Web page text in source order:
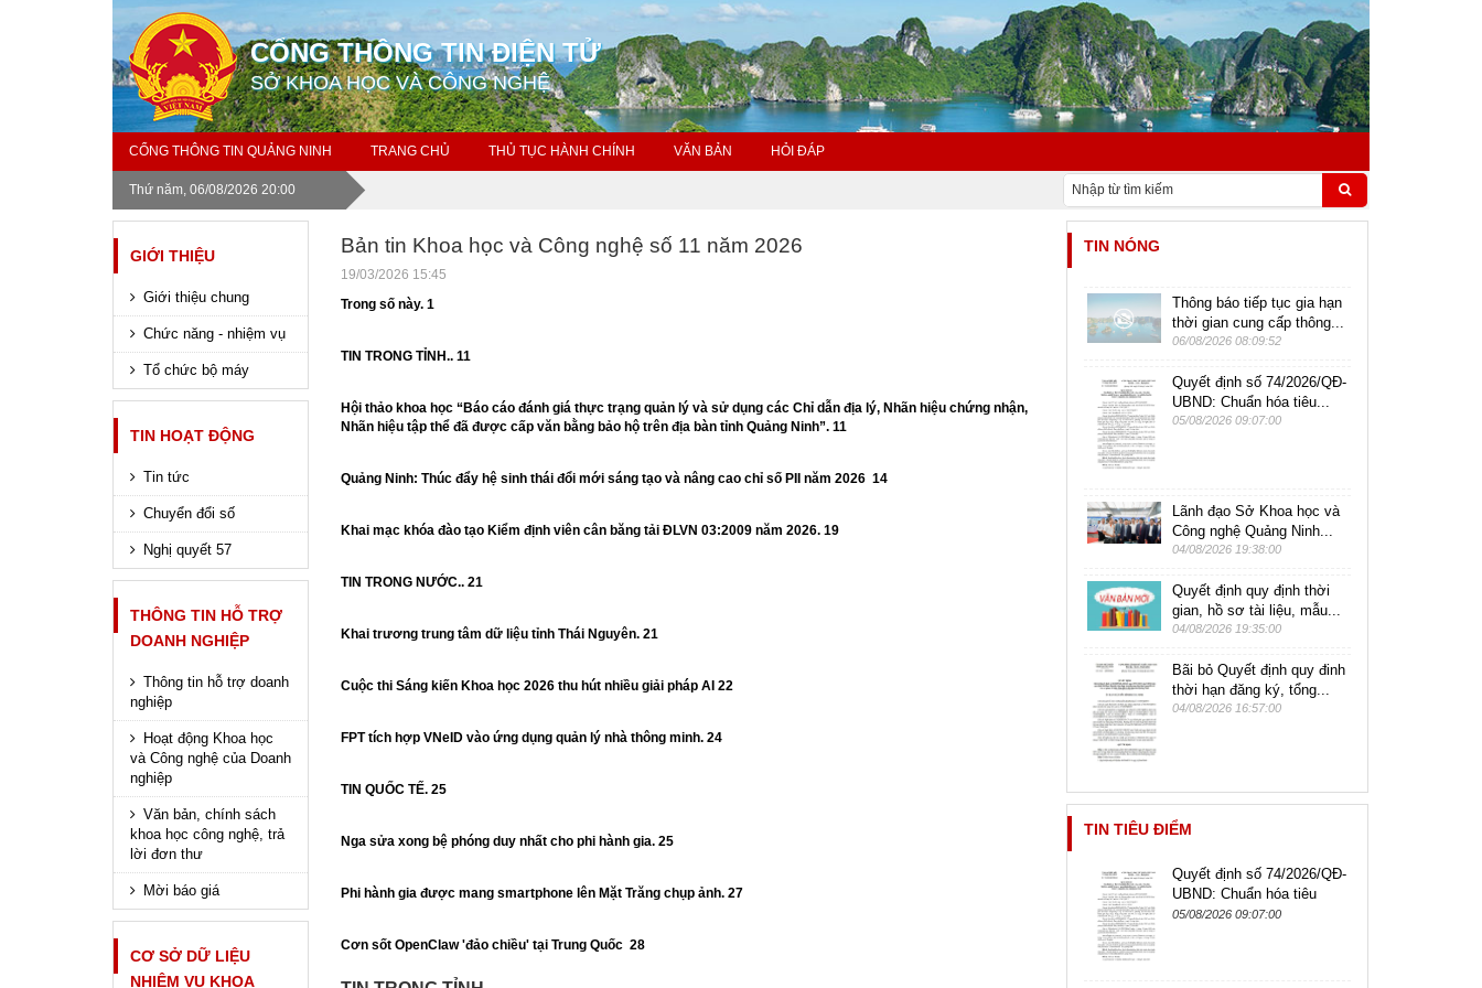
CỔNG THÔNG TIN ĐIỆN TỬ
SỞ KHOA HỌC VÀ CÔNG NGHỆ
CỔNG THÔNG TIN QUẢNG NINH TRANG CHỦ THỦ TỤC HÀNH CHÍNH VĂN BẢN HỎI ĐÁP
Thứ năm, 06/08/2026 20:00
GIỚI THIỆU
Giới thiệu chung
Chức năng - nhiệm vụ
Tổ chức bộ máy
TIN HOẠT ĐỘNG
Tin tức
Chuyển đổi số
Nghị quyết 57
THÔNG TIN HỖ TRỢ
DOANH NGHIỆP
Thông tin hỗ trợ doanh
nghiệp
Hoạt động Khoa học
và Công nghệ của Doanh
nghiệp
Văn bản, chính sách
khoa học công nghệ, trả
lời đơn thư
Mời báo giá
CƠ SỞ DỮ LIỆU
NHIỆM VỤ KHOA
Bản tin Khoa học và Công nghệ số 11 năm 2026
19/03/2026 15:45
Trong số này. 1
TIN TRONG TỈNH.. 11
Hội thảo khoa học “Báo cáo đánh giá thực trạng quản lý và sử dụng các Chỉ dẫn địa lý, Nhãn hiệu chứng nhận,
Nhãn hiệu tập thể đã được cấp văn bằng bảo hộ trên địa bàn tỉnh Quảng Ninh”. 11
Quảng Ninh: Thúc đẩy hệ sinh thái đổi mới sáng tạo và nâng cao chỉ số PII năm 2026 14
Khai mạc khóa đào tạo Kiểm định viên cân băng tải ĐLVN 03:2009 năm 2026. 19
TIN TRONG NƯỚC.. 21
Khai trương trung tâm dữ liệu tỉnh Thái Nguyên. 21
Cuộc thi Sáng kiến Khoa học 2026 thu hút nhiều giải pháp AI 22
FPT tích hợp VNeID vào ứng dụng quản lý nhà thông minh. 24
TIN QUỐC TẾ. 25
Nga sửa xong bệ phóng duy nhất cho phi hành gia. 25
Phi hành gia được mang smartphone lên Mặt Trăng chụp ảnh. 27
Cơn sốt OpenClaw 'đảo chiều' tại Trung Quốc 28
TIN NÓNG
Thông báo tiếp tục gia hạn
thời gian cung cấp thông...
06/08/2026 08:09:52
Quyết định số 74/2026/QĐ-
UBND: Chuẩn hóa tiêu...
05/08/2026 09:07:00
Lãnh đạo Sở Khoa học và
Công nghệ Quảng Ninh...
04/08/2026 19:38:00
Quyết định quy định thời
gian, hồ sơ tài liệu, mẫu...
04/08/2026 19:35:00
Bãi bỏ Quyết định quy đinh
thời hạn đăng ký, tổng...
04/08/2026 16:57:00
TIN TIÊU ĐIỂM
Quyết định số 74/2026/QĐ-
UBND: Chuẩn hóa tiêu
chuẩn chức danh công
05/08/2026 09:07:00